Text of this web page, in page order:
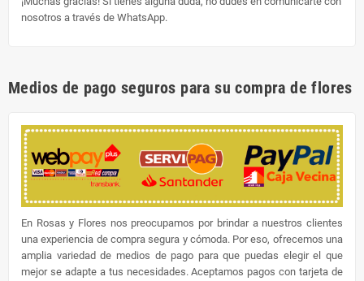
nosotros a través de WhatsApp.
Medios de pago seguros para su compra de flores
En Rosas y Flores nos preocupamos por brindar a nuestros clientes
una experiencia de compra segura y cómoda. Por eso, ofrecemos una
amplia variedad de medios de pago para que puedas elegir el que
mejor se adapte a tus necesidades. Aceptamos pagos con tarjeta de